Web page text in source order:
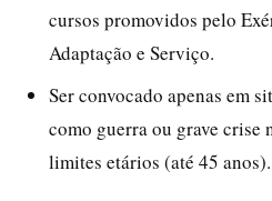
cursos promovidos pelo
Adaptação e Serviço.
Ser convocado apenas em
como guerra ou grave crise
limites etários (até 45 anos).